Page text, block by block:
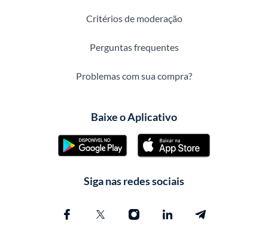
Critérios de moderação
Perguntas frequentes
Problemas com sua compra?
Baixe o Aplicativo
Siga nas redes sociais